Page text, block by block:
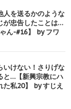
人を送るかのような
が忠告したことは…
ん-#16】 by フワ
いけない！さりげな
と…【新興宗教にハ
私20】 by すじえ